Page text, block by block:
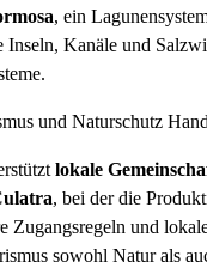
, ein
Inseln, Kanäle und
und Naturschutz
lokale
, bei der die
Zugangsregeln und
sowohl Natur als